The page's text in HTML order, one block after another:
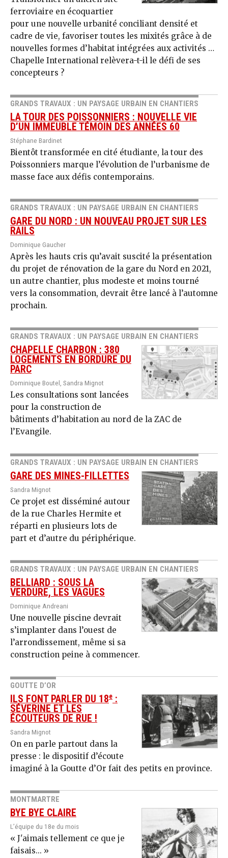
ferroviaire en écoquartier
pour une nouvelle urbanité conciliant densité et
cadre de vie, favoriser toutes les mixités grâce à de
nouvelles formes d’habitat intégrées aux activités …
Chapelle International relèvera-t-il le défi de ses
concepteurs ?
GRANDS TRAVAUX : UN PAYSAGE URBAIN EN CHANTIERS
LA TOUR DES POISSONNIERS : NOUVELLE VIE
D’UN IMMEUBLE TÉMOIN DES ANNÉES 60
Stéphane Bardinet
Bientôt transformée en cité étudiante, la tour des
Poissonniers marque l’évolution de l’urbanisme de
masse face aux défis contemporains.
GRANDS TRAVAUX : UN PAYSAGE URBAIN EN CHANTIERS
GARE DU NORD : UN NOUVEAU PROJET SUR LES
RAILS
Dominique Gaucher
Après les hauts cris qu’avait suscité la présentation
du projet de rénovation de la gare du Nord en 2021,
un autre chantier, plus modeste et moins tourné
vers la consommation, devrait être lancé à l’automne
prochain.
GRANDS TRAVAUX : UN PAYSAGE URBAIN EN CHANTIERS
CHAPELLE CHARBON : 380
LOGEMENTS EN BORDURE DU
PARC
Dominique Boutel, Sandra Mignot
Les consultations sont lancées
pour la construction de
bâtiments d’habitation au nord de la ZAC de
l’Evangile.
GRANDS TRAVAUX : UN PAYSAGE URBAIN EN CHANTIERS
GARE DES MINES-FILLETTES
Sandra Mignot
Ce projet est disséminé autour
de la rue Charles Hermite et
réparti en plusieurs lots de
part et d’autre du périphérique.
GRANDS TRAVAUX : UN PAYSAGE URBAIN EN CHANTIERS
BELLIARD : SOUS LA
VERDURE, LES VAGUES
Dominique Andreani
Une nouvelle piscine devrait
s’implanter dans l’ouest de
l’arrondissement, même si sa
construction peine à commencer.
GOUTTE D’OR
ILS FONT PARLER DU 18e :
SÉVERINE ET LES
ÉCOUTEURS DE RUE !
Sandra Mignot
On en parle partout dans la
presse : le dispositif d’écoute
imaginé à la Goutte d’Or fait des petits en province.
MONTMARTRE
BYE BYE CLAIRE
L’équipe du 18e du mois
« J'aimais tellement ce que je
faisais... »